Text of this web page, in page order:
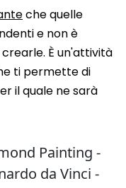
che quelle
e non è
È un'attività
ti permette di
il quale ne sarà